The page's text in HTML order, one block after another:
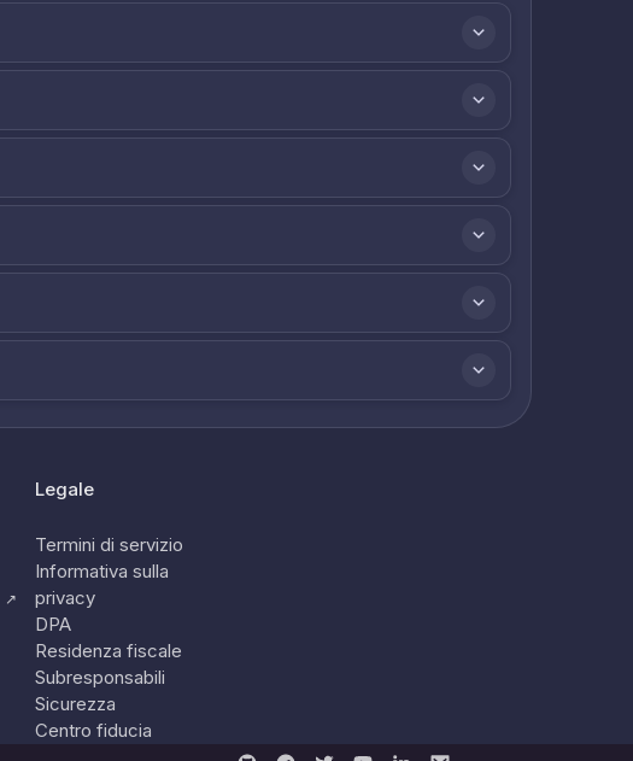
↗
Legale
Termini di servizio
Informativa sulla
privacy
DPA
Residenza fiscale
Subresponsabili
Sicurezza
Centro fiducia